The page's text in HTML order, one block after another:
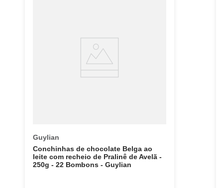
Guylian
Conchinhas de chocolate Belga ao
leite com recheio de Pralinê de Avelã -
250g - 22 Bombons - Guylian